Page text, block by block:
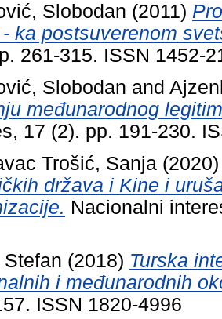
Slobodan (2011)
ka postsuverenom
261-315. ISSN 1452-
Slobodan and
međunarodnog
17 (2). pp. 191-230.
Trošić, Sanja
država i Kine i
Nacionalni
(2018) Turska
i međunarodnih
ISSN 1820-4996